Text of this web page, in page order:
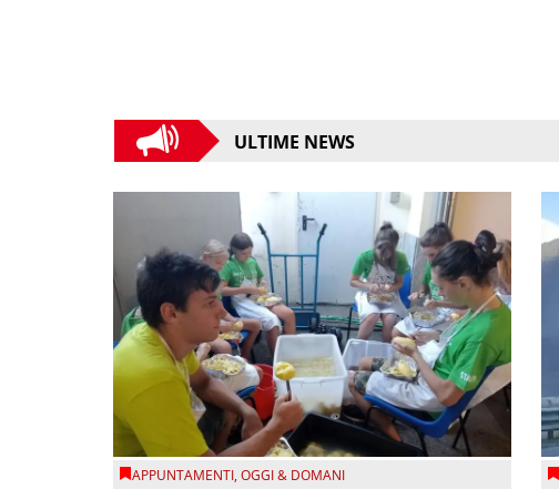
ULTIME NEWS
APPUNTAMENTI,OGGI & DOMANI